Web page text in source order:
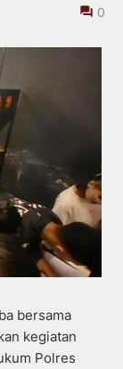
0
bersama
kegiatan
Polres